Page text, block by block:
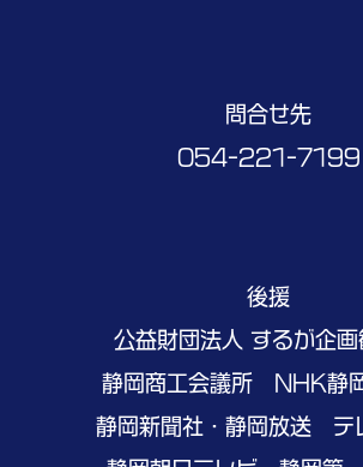
問合せ先
054-221-7199
後援
公益財団法人 するが企画
静岡商工会議所 NHK静
静岡新聞社・静岡放送 テ